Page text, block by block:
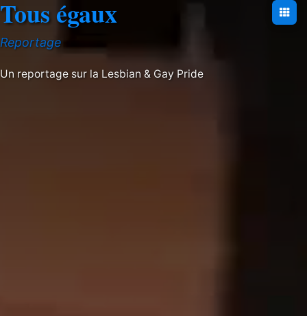
Tous égaux
Reportage
Un reportage sur la Lesbian & Gay Pride